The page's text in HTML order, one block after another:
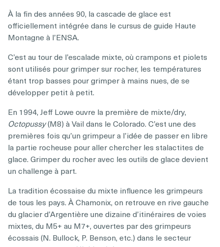
À la fin des années 90, la cascade de glace est
officiellement intégrée dans le cursus de guide Haute
Montagne à l’ENSA.
C’est au tour de l’escalade mixte, où crampons et piolets
sont utilisés pour grimper sur rocher, les températures
étant trop basses pour grimper à mains nues, de se
développer petit à petit.
En 1994, Jeff Lowe ouvre la première de mixte/dry,
Octopussy(M8) à Vail dans le Colorado. C’est une des
premières fois qu’un grimpeur a l’idée de passer en libre
la partie rocheuse pour aller chercher les stalactites de
glace. Grimper du rocher avec les outils de glace devient
un challenge à part.
La tradition écossaise du mixte influence les grimpeurs
de tous les pays. À Chamonix, on retrouve en rive gauche
du glacier d’Argentière une dizaine d’itinéraires de voies
mixtes, du M5+ au M7+, ouvertes par des grimpeurs
écossais (N. Bullock, P. Benson, etc.) dans le secteur